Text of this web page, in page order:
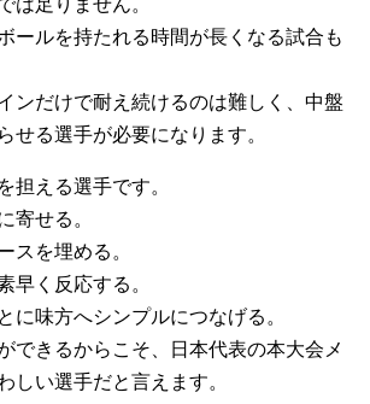
は足りません。
ールを持たれる時間が長くなる試合も
ンだけで耐え続けるのは難しく、中盤
せる選手が必要になります。
担える選手です。
寄せる。
スを埋める。
早く反応する。
に味方へシンプルにつなげる。
できるからこそ、日本代表の本大会メ
しい選手だと言えます。